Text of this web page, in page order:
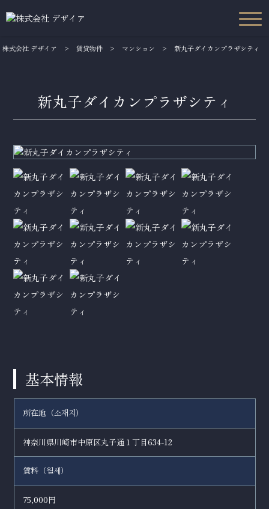
株式会社 デザイア > 賃貸物件 > マンション > 新丸子ダイカンプラザシティ
新丸子ダイカンプラザシティ
基本情報
所在地（소재지 ）
神奈川県川崎市中原区丸子通１丁目634-12
賃料（월세 ）
75,000円